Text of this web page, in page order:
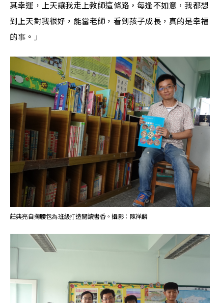
其幸運，上天讓我走上教師這條路，每逢不如意，我都想
到上天對我很好，能當老師，看到孩子成長，真的是幸福
的事。」
莊典亮自掏腰包為班級打造閱讀書香。攝影：陳祥麟